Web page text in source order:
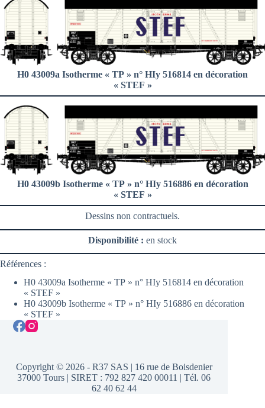
H0 43009a Isotherme « TP » n° HIy 516814 en décoration
« STEF »
H0 43009b Isotherme « TP » n° HIy 516886 en décoration
« STEF »
Dessins non contractuels.
Disponibilité : en stock
Références :
H0 43009a Isotherme « TP » n° HIy 516814 en décoration
« STEF »
H0 43009b Isotherme « TP » n° HIy 516886 en décoration
« STEF »
Copyright © 2026 - R37 SAS | 16 rue de Boisdenier
37000 Tours | SIRET : 792 827 420 00011 | Tél. 06
62 40 62 44